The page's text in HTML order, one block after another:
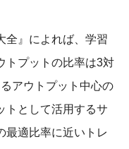
全』によれば、学習
トプットの比率は3対
アウトプット中心の
トとして活用するサ
最適比率に近いトレ